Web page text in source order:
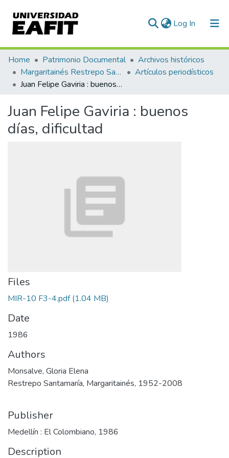
Log In (current)
Communities & Collections
All of DSpace
Home Patrimonio Documental
Archivos históricos
Margaritainés Restrepo Santamaría
Artículos periodísticos
Juan Felipe Gaviria : buenos días, dificultad
Juan Felipe Gaviria : buenos
días, dificultad
Files
MIR-10 F3-4.pdf(1.04 MB)
Date
1986
Authors
Monsalve, Gloria Elena
Restrepo Santamaría, Margaritainés, 1952-2008
Publisher
Medellín : El Colombiano, 1986
Description